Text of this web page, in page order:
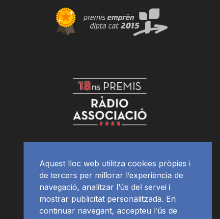
Aquest lloc web utilitza cookies pròpies i
de tercers per millorar l’experiència de
navegació, analitzar l’ús del servei i
mostrar publicitat personalitzada. En
continuar navegant, accepteu l’ús de